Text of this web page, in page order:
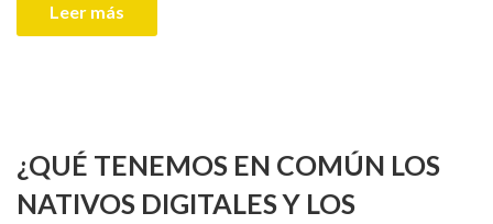
Leer más
¿QUÉ TENEMOS EN COMÚN LOS
NATIVOS DIGITALES Y LOS